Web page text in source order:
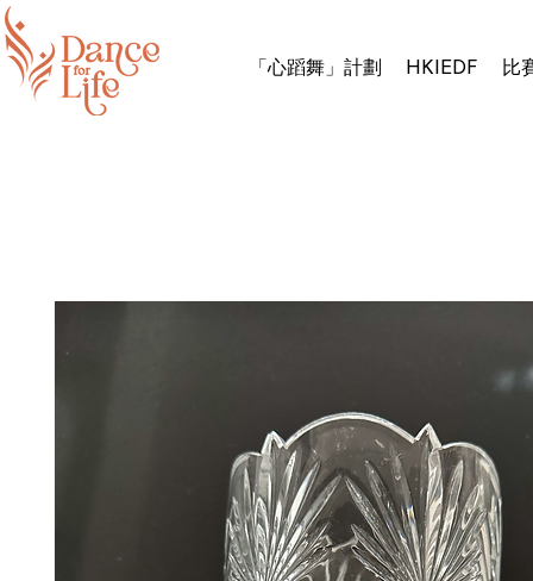
「心蹈舞」計劃 HKIEDF 比